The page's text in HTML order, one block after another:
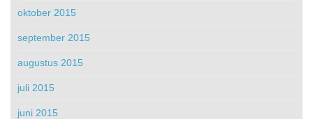
oktober 2015
september 2015
augustus 2015
juli 2015
juni 2015